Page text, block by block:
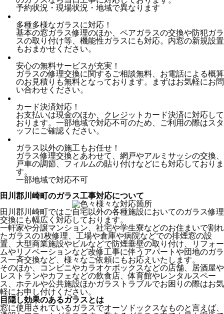
予約状況・現場状況・地域で異なります
多種多様なガラスに対応！
基本の窓ガラス修理のほか、ペアガラスの交換や防犯ガラ
スの取り付け等、機能性ガラスにも対応。内窓の新規設置
もおまかせください。
安心の無料サービスが充実！
ガラスの修理交換に関するご相談無料、お電話による概算
のお見積りも無料となっております。まずはお気軽にお問
い合わせください。
カード決済対応！
お支払いは現金のほか、クレジットカード決済に対応して
おります。一部地域で対応不可のため、ご利用の際はスタ
ッフにご確認ください。
ガラス以外の施工もお任せ！
ガラス修理交換とあわせて、網戸やアルミサッシの交換、
戸車の調節、フィルムの貼り付けなどにも対応しておりま
す。
一部地域で対応不可
田川郡川崎町のガラス工事対応について
田川郡川崎町ではご自宅以外の各種施設においてのガラス修理
交換にも幅広く対応しております。
一軒家や分譲マンション、社宅や学生寮などのお住まいで割れ
たガラスの1枚修理、工場や倉庫や病院などでの排煙窓の設
置、大型商業施設やビルなどで防煙垂壁の取り付け、リフォー
ムやリノベーションなど改修工事に伴うアパートや団地のガラ
ス一斉交換など、様々なご依頼にもお応えいたします。
そのほか、コンビニやカラオケボックスなどの店舗、居酒屋や
レストランやカフェなどの飲食店、体育館やレンタルスペー
ス、ホテルや公共施設ほかガラストラブルでお困りの際はお気
軽にお申し付けください。
目隠し効果のあるガラスとは
窓に使用されているガラスでオーソドックスなものと言えば、